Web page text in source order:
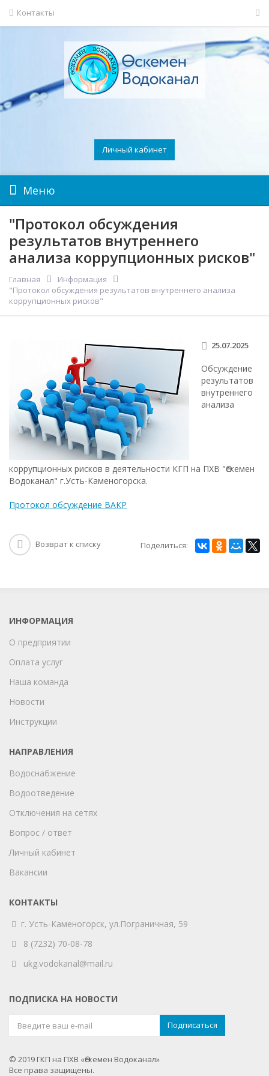
Контакты
Личный кабинет
Меню
"Протокол обсуждения
результатов внутреннего
анализа коррупционных рисков"
Главная
Информация
"Протокол обсуждения результатов внутреннего анализа
коррупционных рисков"
25.07.2025
Обсуждение
результатов
внутреннего
анализа
коррупционных рисков в деятельности КГП на ПХВ "Өскемен
Водоканал" г.Усть-Каменогорска.
Протокол обсуждение ВАКР
Возврат к списку Поделиться:
ИНФОРМАЦИЯ
О предприятии
Оплата услуг
Наша команда
Новости
Инструкции
НАПРАВЛЕНИЯ
Водоснабжение
Водоотведение
Отключения на сетях
Вопрос / ответ
Личный кабинет
Вакансии
КОНТАКТЫ
г. Усть-Каменогорск, ул.Пограничная, 59
8 (7232) 70-08-78
ukg.vodokanal@mail.ru
ПОДПИСКА НА НОВОСТИ
© 2019 ГКП на ПХВ «Өскемен Водоканал»
Все права защищены.